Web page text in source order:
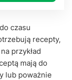
czasu
recepty,
przykład
mają do
lub poważnie